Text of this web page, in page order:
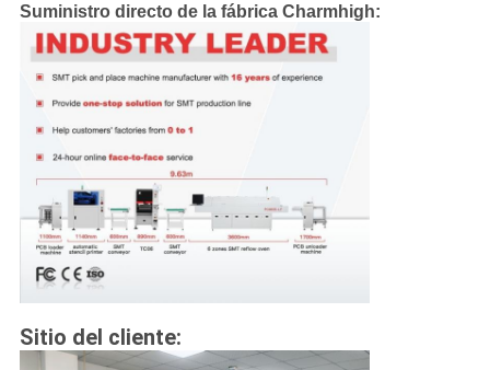
Suministro directo de la fábrica Charmhigh:
Sitio del cliente: